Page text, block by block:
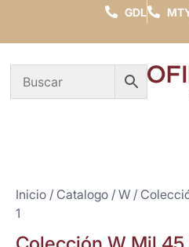
GDL
Inicio / Catalogo / W /
1